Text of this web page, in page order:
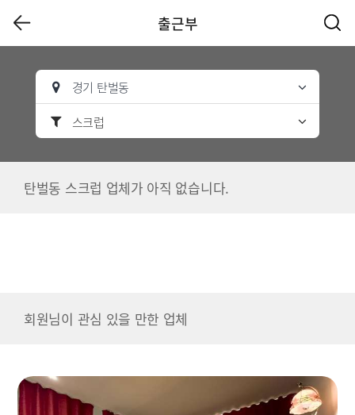
출근부
경기 탄벌동
스크럽
탄벌동 스크럽 업체가 아직 없습니다.
회원님이 관심 있을 만한 업체